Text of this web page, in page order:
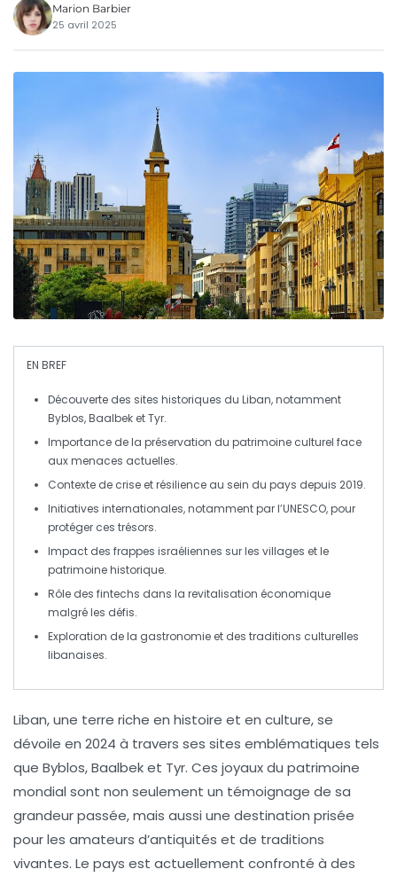
Marion Barbier
25 avril 2025
EN BREF
Découverte des sites historiques du Liban, notamment
Byblos, Baalbek et Tyr.
Importance de la préservation du patrimoine culturel face
aux menaces actuelles.
Contexte de crise et résilience au sein du pays depuis 2019.
Initiatives internationales, notamment par l’UNESCO, pour
protéger ces trésors.
Impact des frappes israéliennes sur les villages et le
patrimoine historique.
Rôle des fintechs dans la revitalisation économique
malgré les défis.
Exploration de la gastronomie et des traditions culturelles
libanaises.
Liban, une terre riche en histoire et en culture, se
dévoile en 2024 à travers ses sites emblématiques tels
que Byblos,Baalbeket Tyr. Ces joyaux du patrimoine
mondial sont non seulement un témoignage de sa
grandeur passée, mais aussi une destination prisée
pour les amateurs d’antiquités et de traditions
vivantes. Le pays est actuellement confronté à des